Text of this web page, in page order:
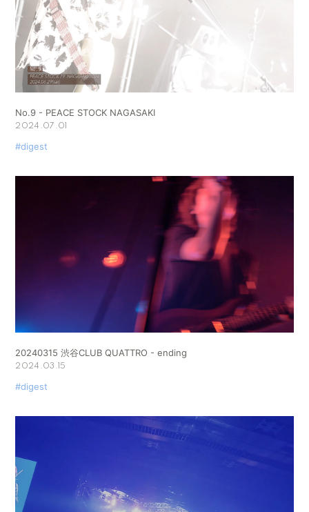
No.9 - PEACE STOCK NAGASAKI
2024.07.01
#digest
20240315 渋谷CLUB QUATTRO - ending
2024.03.15
#digest